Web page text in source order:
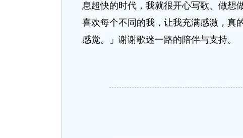
息超快的时代，我就很开心写歌、做想
喜欢每个不同的我，让我充满感激，真
感觉。」谢谢歌迷一路的陪伴与支持。